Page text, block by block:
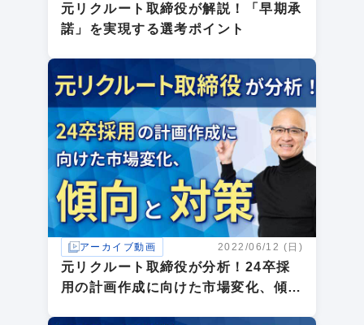
元リクルート取締役が解説！「早期承
諾」を実現する選考ポイント
アーカイブ動画 2022/06/12 (日)
元リクルート取締役が分析！24卒採
用の計画作成に向けた市場変化、傾向